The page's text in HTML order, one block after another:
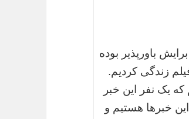
باورپذیر بوده
زندگی کردیم.
یک نفر این خبر
این خبرها هستیم و